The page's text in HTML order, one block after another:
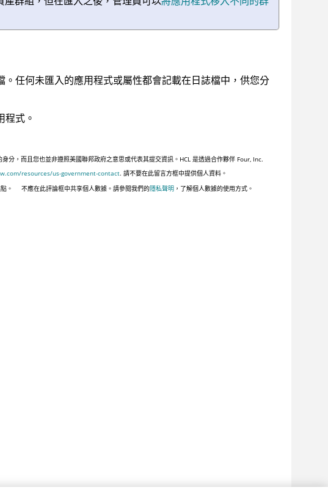
任何未匯入的應用程式或屬性都會記載在日誌檔中，供您分
式。
分，而且您也並非遵照美國聯邦政府之意思或代表其提交資訊。HCL 是透過合作夥伴 Four, Inc.
resources/us-government-contact. 請不要在此留言方框中提供個人資料。
。 不應在此評論框中共享個人數據。請參閱我們的隱私聲明 ，了解個人數據的使用方式。